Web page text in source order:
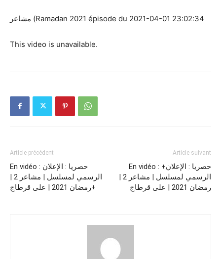
مشاعر (Ramadan 2021 épisode du 2021-04-01 23:02:34
This video is unavailable.
Article précédent
En vidéo : حصريا : الإعلان
الرسمي لمسلسل | مشاعر 2 |
رمضان 2021 | على قرطاج+
Article suivant
En vidéo : +حصريا : الإعلان
الرسمي لمسلسل | مشاعر 2 |
رمضان 2021 | على قرطاج